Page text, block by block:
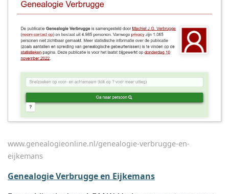
www.genealogieonline.nl/genealogie-verbrugge-en-
eijkemans
Genealogie Verbrugge en Eijkemans